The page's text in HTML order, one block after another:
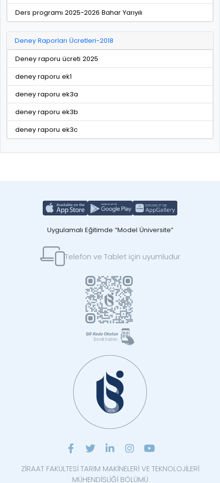
Ders programı 2025-2026 Bahar Yarıyılı
Deney Raporları Ücretleri-2018
Deney raporu ücreti 2025
deney raporu ek1
deney raporu ek3a
deney raporu ek3b
deney raporu ek3c
Uygulamalı Eğitimde “Model Üniversite”
Telefon ve Tablet için uyumludur
ZİRAAT FAKÜLTESİ TARIM MAKİNELERİ VE TEKNOLOJİLERİ
MÜHENDİSLİĞİ BÖLÜMÜ